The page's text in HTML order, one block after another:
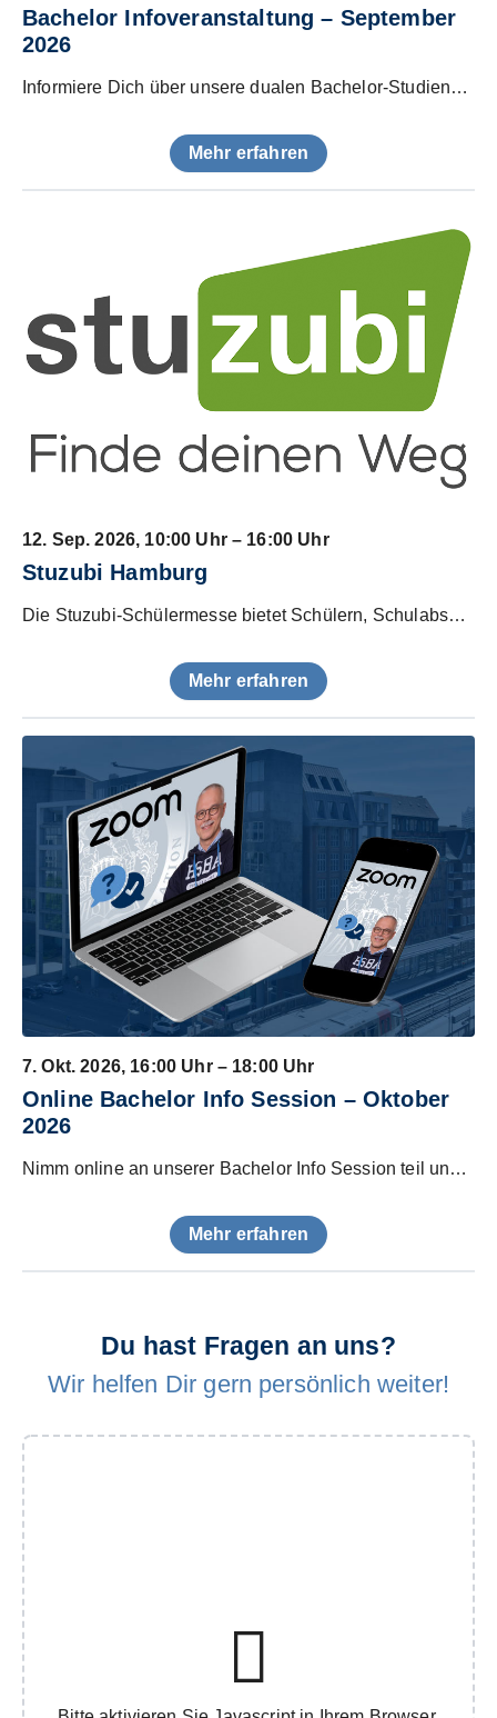
Bachelor Infoveranstaltung – September
2026
Informiere Dich über unsere dualen Bachelor-Studiengänge und Zulassungsvoraussetzungen!
Mehr erfahren
12. Sep. 2026, 10:00 Uhr – 16:00 Uhr
Stuzubi Hamburg
Die Stuzubi-Schülermesse bietet Schülern, Schulabsolventen sowie deren Eltern die Möglichkeit, sich über zahlreiche Bachelor-Studiengänge zu informieren.
Mehr erfahren
7. Okt. 2026, 16:00 Uhr – 18:00 Uhr
Online Bachelor Info Session – Oktober
2026
Nimm online an unserer Bachelor Info Session teil und erfahre mehr über die HSBA und unsere Programme.
Mehr erfahren
Du hast Fragen an uns?
Wir helfen Dir gern persönlich weiter!